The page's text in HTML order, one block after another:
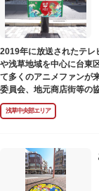
2019年に放送されたテレ
や浅草地域を中心に台東
て多くのアニメファンが
委員会、地元商店街等の
<「さらざんまい」監督
「実在する風景を舞台と
地域の方々にも受け入
設置年月日:令和3年3月10
浅草中央部エリア